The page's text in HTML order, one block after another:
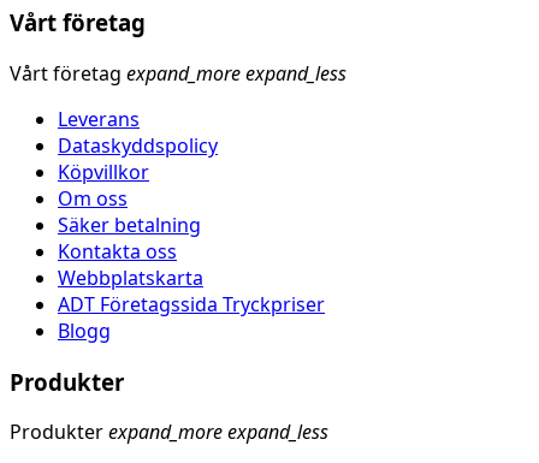
Vårt företag
Vårt företag expand_moreexpand_less
Leverans
Dataskyddspolicy
Köpvillkor
Om oss
Säker betalning
Kontakta oss
Webbplatskarta
ADT Företagssida Tryckpriser
Blogg
Produkter
Produkterexpand_moreexpand_less